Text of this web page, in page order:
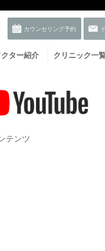
クター紹介 クリニック一
テンツ